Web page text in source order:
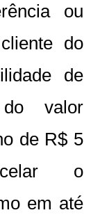
ou
do
de
valor
de R$ 5
o
em até